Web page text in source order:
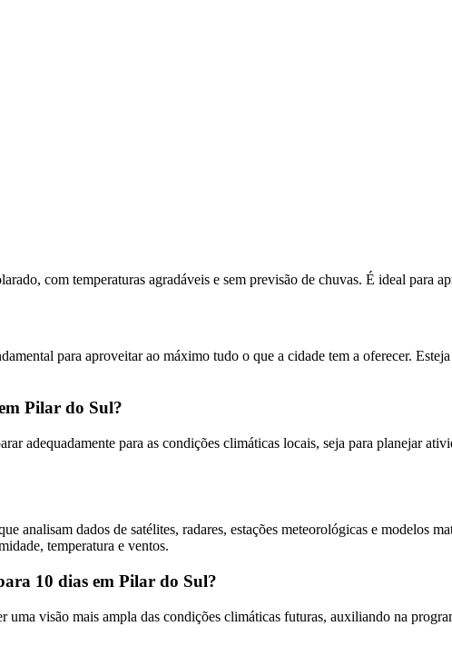
com temperaturas agradáveis e sem previsão de chuvas. É ideal para
para aproveitar ao máximo tudo o que a cidade tem a oferecer.
Pilar do Sul?
adequadamente para as condições climáticas locais, seja para planejar
analisam dados de satélites, radares, estações meteorológicas e modelos
temperatura e ventos.
10 dias em Pilar do Sul?
visão mais ampla das condições climáticas futuras, auxiliando na